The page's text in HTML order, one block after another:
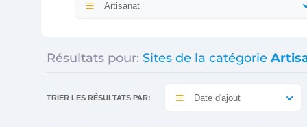
Artisanat
Résultats pour: Sites de la catégorie
TRIER LES RÉSULTATS PAR: Date d'ajout